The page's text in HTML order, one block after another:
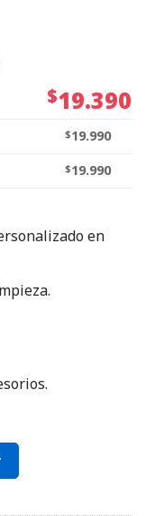
$19.390
$19.990
$19.990
en